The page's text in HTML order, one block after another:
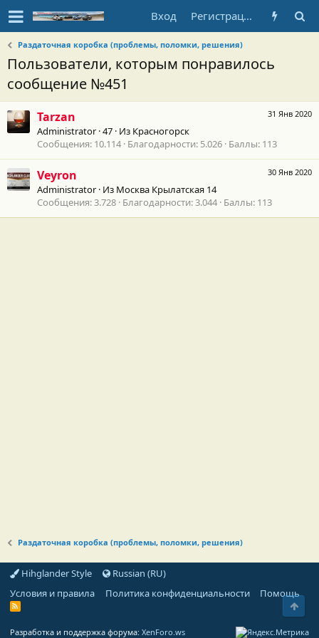
Вход Регистрация
Раздаточная коробка (проблемы, поломки, решения)
Пользователи, которым понравилось
сообщение №451
31 Янв 2020
Tarzan
Administrator ·47 · Из Красногорск
Сообщения 10.114 Благодарности 5.026 Баллы 113
30 Янв 2020
Veyron
Administrator · Из Москва Крылатская 14
Сообщения 3.728 Благодарности 3.044 Баллы 113
Раздаточная коробка (проблемы, поломки, решения)
Hihglander Style
Russian (RU)
Условия и правила
Политика конфиденциальности Помощь
R
Разработка и поддержка форума: XenForo.ws